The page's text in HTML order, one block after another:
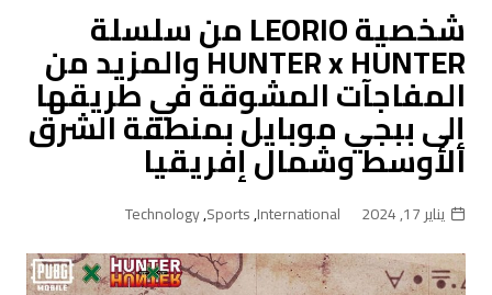
شخصية LEORIO من سلسلة
HUNTER x HUNTER والمزيد من
المفاجآت المشوقة في طريقها
إلى ببجي موبايل بمنطقة الشرق
الأوسط وشمال إفريقيا
يناير 17, 2024 International
,
Sports
,
Technology